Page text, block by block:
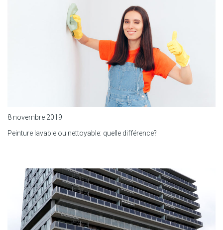
8 novembre 2019
Peinture lavable ou nettoyable: quelle différence?